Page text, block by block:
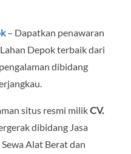
– Dapatkan penawaran
Depok terbaik dari
dibidang
situs resmi milikCV.
dibidang Jasa
Alat Berat dan